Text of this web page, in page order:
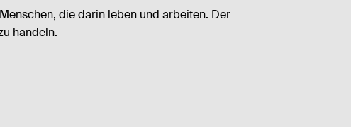
die darin leben und arbeiten. Der
handeln.